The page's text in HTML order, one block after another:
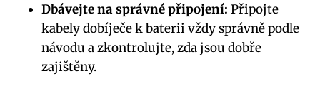
Dbávejte na správné připojení: Připojte
kabely dobíječe k baterii vždy správně podle
návodu a zkontrolujte, zda jsou dobře
zajištěny.